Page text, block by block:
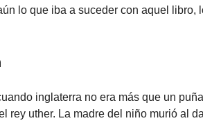
lo que iba a suceder con aquel libro,
inglaterra no era más que un
rey uther. La madre del niño murió al